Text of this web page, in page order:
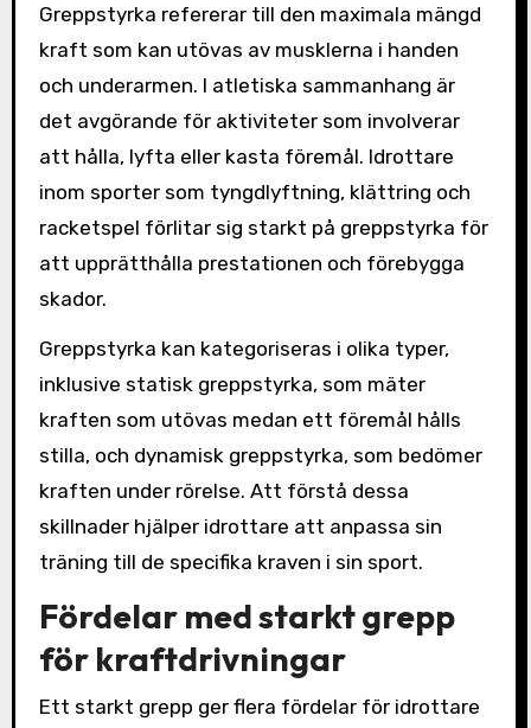
Greppstyrka refererar till den maximala mängd
kraft som kan utövas av musklerna i handen
och underarmen. I atletiska sammanhang är
det avgörande för aktiviteter som involverar
att hålla, lyfta eller kasta föremål. Idrottare
inom sporter som tyngdlyftning, klättring och
racketspel förlitar sig starkt på greppstyrka för
att upprätthålla prestationen och förebygga
skador.
Greppstyrka kan kategoriseras i olika typer,
inklusive statisk greppstyrka, som mäter
kraften som utövas medan ett föremål hålls
stilla, och dynamisk greppstyrka, som bedömer
kraften under rörelse. Att förstå dessa
skillnader hjälper idrottare att anpassa sin
träning till de specifika kraven i sin sport.
Fördelar med starkt grepp
för kraftdrivningar
Ett starkt grepp ger flera fördelar för idrottare